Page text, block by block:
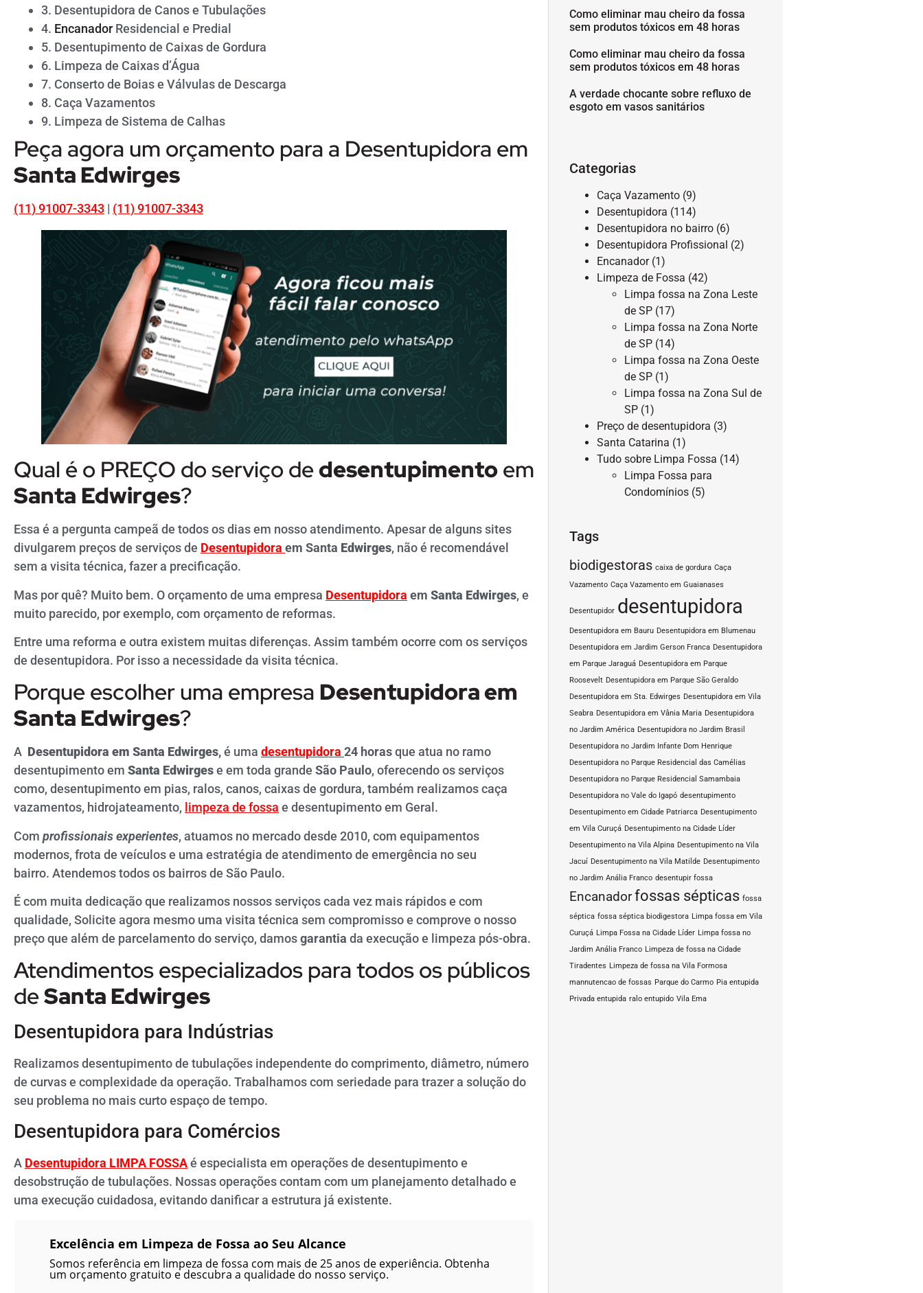
3. Desentupidora de Canos e Tubulações
4. EncanadorResidencial e Predial
5. Desentupimento de Caixas de Gordura
6. Limpeza de Caixas d’Água
7. Conserto de Boias e Válvulas de Descarga
8. Caça Vazamentos
9. Limpeza de Sistema de Calhas
Peça agora um orçamento para a Desentupidora em
Santa Edwirges
(11) 91007-3343 | (11) 91007-3343
Qual é o PREÇO do serviço dedesentupimentoem
Santa Edwirges?
Essa é a pergunta campeã de todos os dias em nosso atendimento. Apesar de alguns sites
divulgarem preços de serviços de Desentupidora em Santa Edwirges, não é recomendável
sem a visita técnica, fazer a precificação.
Mas por quê? Muito bem. O orçamento de uma empresa Desentupidora em Santa Edwirges, e
muito parecido, por exemplo, com orçamento de reformas.
Entre uma reforma e outra existem muitas diferenças. Assim também ocorre com os serviços
de desentupidora. Por isso a necessidade da visita técnica.
Porque escolher uma empresa Desentupidora em
Santa Edwirges?
A Desentupidora em Santa Edwirges,é uma desentupidora 24 horasque atua no ramo
desentupimento em Santa Edwirgese em toda grande São Paulo, oferecendo os serviços
como, desentupimento em pias, ralos, canos, caixas de gordura, também realizamos caça
vazamentos, hidrojateamento, limpeza de fossa e desentupimento em Geral.
Com profissionais experientes, atuamos no mercado desde 2010, com equipamentos
modernos, frota de veículos e uma estratégia de atendimento de emergência no seu
bairro. Atendemos todos os bairros de São Paulo.
É com muita dedicação que realizamos nossos serviços cada vez mais rápidos e com
qualidade, Solicite agora mesmo uma visita técnica sem compromisso e comprove o nosso
preço que além de parcelamento do serviço, damosgarantia da execução e limpeza pós-obra.
Atendimentos especializados para todos os públicos
deSanta Edwirges
Desentupidora para Indústrias
Realizamos desentupimento de tubulações independente do comprimento, diâmetro, número
de curvas e complexidade da operação. Trabalhamos com seriedade para trazer a solução do
seu problema no mais curto espaço de tempo.
Desentupidora para Comércios
A Desentupidora LIMPA FOSSAé especialista em operações de desentupimento e
desobstrução de tubulações. Nossas operações contam com um planejamento detalhado e
uma execução cuidadosa, evitando danificar a estrutura já existente.
Excelência em Limpeza de Fossa ao Seu Alcance
Somos referência em limpeza de fossa com mais de 25 anos de experiência. Obtenha
um orçamento gratuito e descubra a qualidade do nosso serviço.
Como eliminar mau cheiro da fossa
sem produtos tóxicos em 48 horas
Como eliminar mau cheiro da fossa
sem produtos tóxicos em 48 horas
A verdade chocante sobre refluxo de
esgoto em vasos sanitários
Categorias
Caça Vazamento (9)
Desentupidora (114)
Desentupidora no bairro (6)
Desentupidora Profissional (2)
Encanador(1)
Limpeza de Fossa (42)
Limpa fossa na Zona Leste
de SP (17)
Limpa fossa na Zona Norte
de SP (14)
Limpa fossa na Zona Oeste
de SP (1)
Limpa fossa na Zona Sul de
SP (1)
Preço de desentupidora (3)
Santa Catarina (1)
Tudo sobre Limpa Fossa (14)
Limpa Fossa para
Condomínios (5)
Tags
biodigestoras caixa de gordura Caça
Vazamento Caça Vazamento em Guaianases
Desentupidor desentupidora
Desentupidora em Bauru Desentupidora em Blumenau
Desentupidora em Jardim Gerson Franca Desentupidora
em Parque Jaraguá Desentupidora em Parque
Roosevelt Desentupidora em Parque São Geraldo
Desentupidora em Sta. Edwirges Desentupidora em Vila
Seabra Desentupidora em Vânia Maria Desentupidora
no Jardim América Desentupidora no Jardim Brasil
Desentupidora no Jardim Infante Dom Henrique
Desentupidora no Parque Residencial das Camélias
Desentupidora no Parque Residencial Samambaia
Desentupidora no Vale do Igapó desentupimento
Desentupimento em Cidade Patriarca Desentupimento
em Vila Curuçá Desentupimento na Cidade Líder
Desentupimento na Vila Alpina Desentupimento na Vila
Jacuí Desentupimento na Vila Matilde Desentupimento
no Jardim Anália Franco desentupir fossa
Encanadorfossas sépticas fossa
séptica fossa séptica biodigestora Limpa fossa em Vila
Curuçá Limpa Fossa na Cidade Líder Limpa fossa no
Jardim Anália Franco Limpeza de fossa na Cidade
Tiradentes Limpeza de fossa na Vila Formosa
mannutencao de fossas Parque do Carmo Pia entupida
Privada entupida ralo entupido Vila Ema